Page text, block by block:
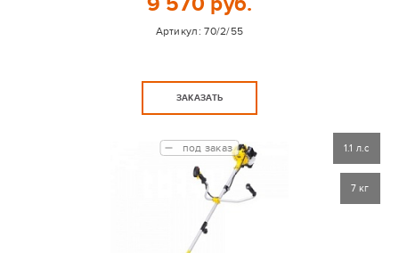
Артикул:70/2/55
ЗАКАЗАТЬ
под заказ 1.1 л.с
7 кг